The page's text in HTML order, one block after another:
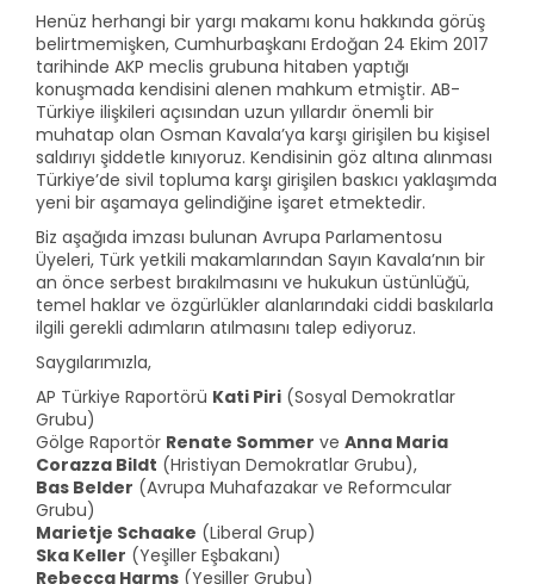
Henüz herhangi bir yargı makamı konu hakkında görüş
belirtmemişken, Cumhurbaşkanı Erdoğan 24 Ekim 2017
tarihinde AKP meclis grubuna hitaben yaptığı
konuşmada kendisini alenen mahkum etmiştir. AB-
Türkiye ilişkileri açısından uzun yıllardır önemli bir
muhatap olan Osman Kavala’ya karşı girişilen bu kişisel
saldırıyı şiddetle kınıyoruz. Kendisinin göz altına alınması
Türkiye’de sivil topluma karşı girişilen baskıcı yaklaşımda
yeni bir aşamaya gelindiğine işaret etmektedir.
Biz aşağıda imzası bulunan Avrupa Parlamentosu
Üyeleri, Türk yetkili makamlarından Sayın Kavala’nın bir
an önce serbest bırakılmasını ve hukukun üstünlüğü,
temel haklar ve özgürlükler alanlarındaki ciddi baskılarla
ilgili gerekli adımların atılmasını talep ediyoruz.
Saygılarımızla,
AP Türkiye Raportörü Kati Piri (Sosyal Demokratlar
Grubu)
Gölge Raportör Renate Sommer ve Anna Maria
Corazza Bildt (Hristiyan Demokratlar Grubu),
Bas Belder (Avrupa Muhafazakar ve Reformcular
Grubu)
Marietje Schaake (Liberal Grup)
Ska Keller (Yeşiller Eşbakanı)
Rebecca Harms (Yeşiller Grubu)